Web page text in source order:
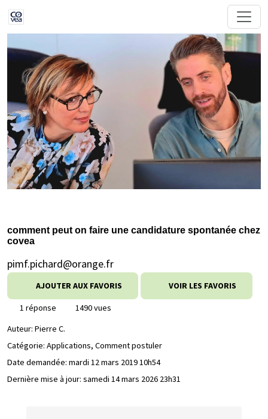
comment peut on faire une candidature spontanée chez
covea
pimf.pichard@orange.fr
AJOUTER AUX FAVORIS VOIR LES FAVORIS
1 réponse
1490 vues
Auteur: Pierre C.
Catégorie: Applications, Comment postuler
Date demandée: mardi 12 mars 2019 10h54
Dernière mise à jour: samedi 14 mars 2026 23h31